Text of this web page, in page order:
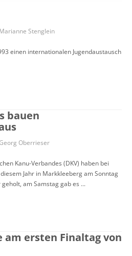
Stenglein
einen internationalen Jugendaustausch
bauen
Oberrieser
Kanu-Verbandes (DKV) haben bei
Jahr in Markkleeberg am Sonntag
am Samstag gab es ...
am ersten Finaltag von